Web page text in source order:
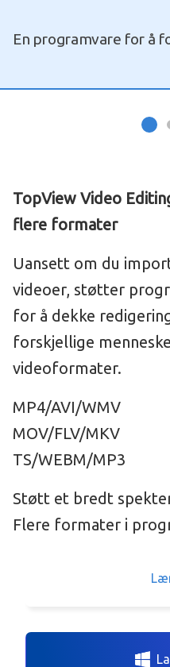
En programvare for å
TopView Video
flere formater
Uansett om du
videoer, støtter
for å dekke
forskjellige
videoformater.
MP4/AVI/WMV
MOV/FLV/MKV
TS/WEBM/MP3
Støtt et bredt
Flere formater i